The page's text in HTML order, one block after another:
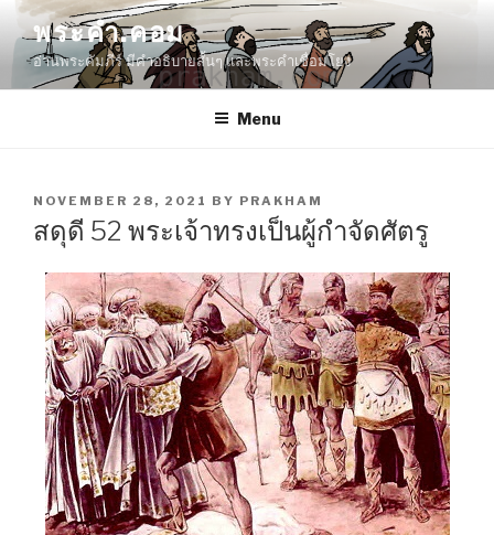
Skip
content
พระคำ.คอม
อ่านพระคัมภีร์ มีคำอธิบายสั้นๆ และพระคำเชื่อมโยง
Menu
POSTED
NOVEMBER 28, 2021 BY PRAKHAM
สดุดี 52 พระเจ้าทรงเป็นผู้กำจัดศัตรู